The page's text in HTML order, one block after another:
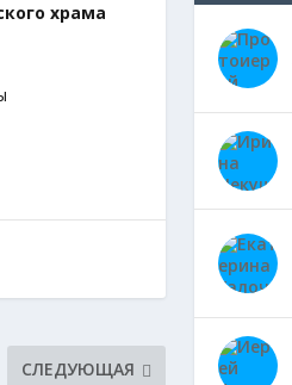
храма
СЛЕДУЮЩАЯ